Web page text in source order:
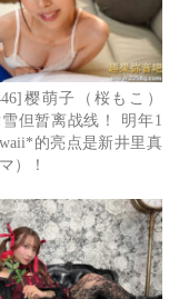
片的出现是不是意
复活？
)在脱离原事务所后
之前是オールプロ
もこ(樱萌子)可能就
可梦球捕获了ー现
果想要，她是可以
樱萌子（桜もこ）
但暂离战线！ 明年1
的亮点是新井里真
）！